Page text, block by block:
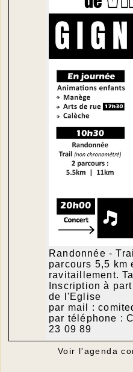
Randonnée -
parcours 5,5 km
ravitaillement.
Inscription à
de l'Eglise
par mail :
par téléphone :
23 09 89
Voir l'agenda